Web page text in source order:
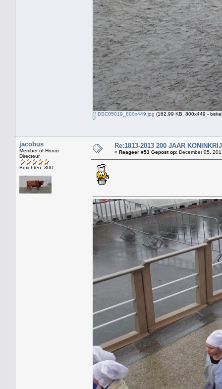
DSC05019_800x449.jpg (162.99 KB, 800x449 -
jacobus
Member of Honor
Directeur
Berichten: 300
Re:1813-2013 200 JAAR
« Reageer #53 Gepost op: December 05,